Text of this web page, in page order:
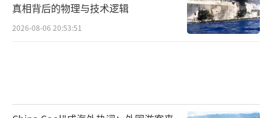
真相背后的物理与技术逻辑
2026-08-06 20:53:51